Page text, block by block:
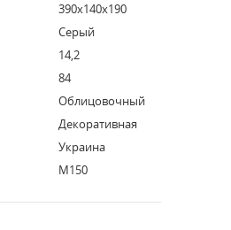
390х140х190
Серый
14,2
84
Облицовочный
Декоративная
Украина
М150